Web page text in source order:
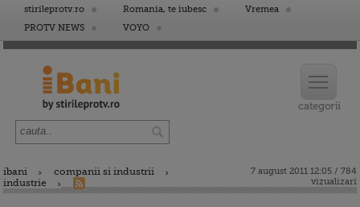
stirileprotv.ro Romania, te iubesc
Vremea
PROTV NEWS
VOYO
ibani
companii si industrii
industrie
7 august 2011 12:05 / 784
vizualizari